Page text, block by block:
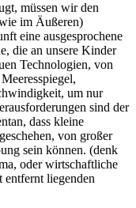
müssen wir den
im Äußeren)
eine ausgesprochene
die an unsere Kinder
Technologien, von
um nur
sind der
dass kleine
von großer
sein können. (denk
oder wirtschaftliche
liegenden